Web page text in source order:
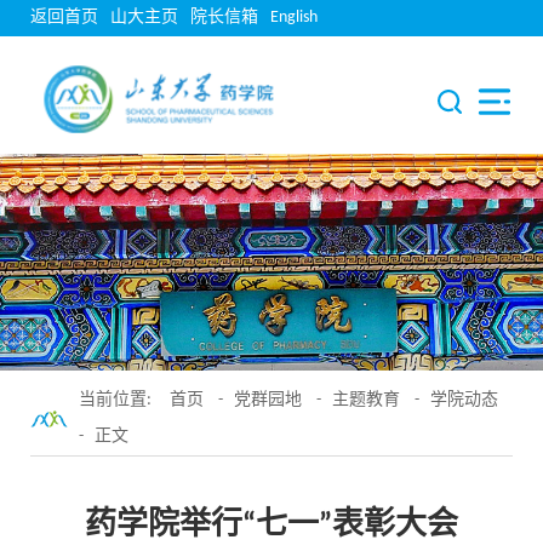
返回首页 山大主页 院长信箱 English
当前位置: 首页 - 党群园地 - 主题教育 - 学院动态
- 正文
药学院举行“七一”表彰大会